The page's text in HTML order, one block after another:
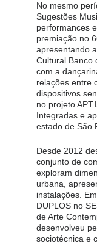
No mesmo
Sugestões
performances
premiação no
apresentando
Cultural Banco
com a
relações entre
dispositivos
no projeto
Integradas e
estado de São
Desde 2012
conjunto de
exploram
urbana,
instalações.
DUPLOS no
de Arte
desenvolveu
sociotécnica e